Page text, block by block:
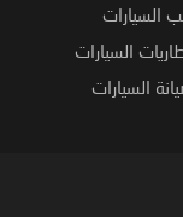
السيارات
السيارات
السيارات